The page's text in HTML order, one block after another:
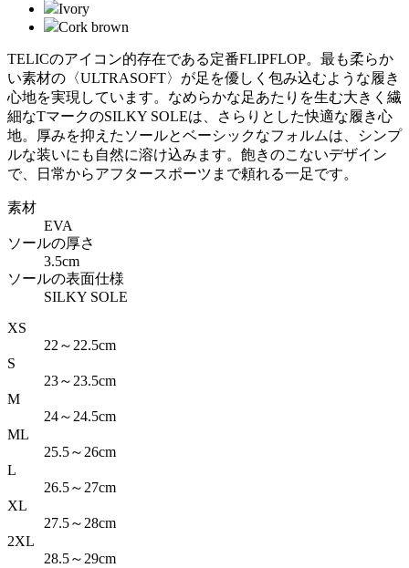
Ivory
Cork brown
TELICのアイコン的存在である定番FLIPFLOP。最も柔らか
い素材の〈ULTRASOFT〉が足を優しく包み込むような履き
心地を実現しています。なめらかな足あたりを生む大きく繊
細なTマークのSILKY SOLEは、さらりとした快適な履き心
地。厚みを抑えたソールとベーシックなフォルムは、シンプ
ルな装いにも自然に溶け込みます。飽きのこないデザイン
で、日常からアフタースポーツまで頼れる一足です。
素材
EVA
ソールの厚さ
3.5cm
ソールの表面仕様
SILKY SOLE
XS
22～22.5cm
S
23～23.5cm
M
24～24.5cm
ML
25.5～26cm
L
26.5～27cm
XL
27.5～28cm
2XL
28.5～29cm